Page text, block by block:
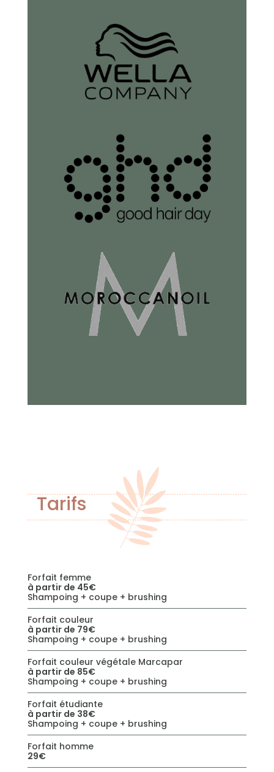
Tarifs
Forfait femme
à partir de 45€
Shampoing + coupe + brushing
Forfait couleur
à partir de 79€
Shampoing + coupe + brushing
Forfait couleur végétale Marcapar
à partir de 85€
Shampoing + coupe + brushing
Forfait étudiante
à partir de 38€
Shampoing + coupe + brushing
Forfait homme
29€